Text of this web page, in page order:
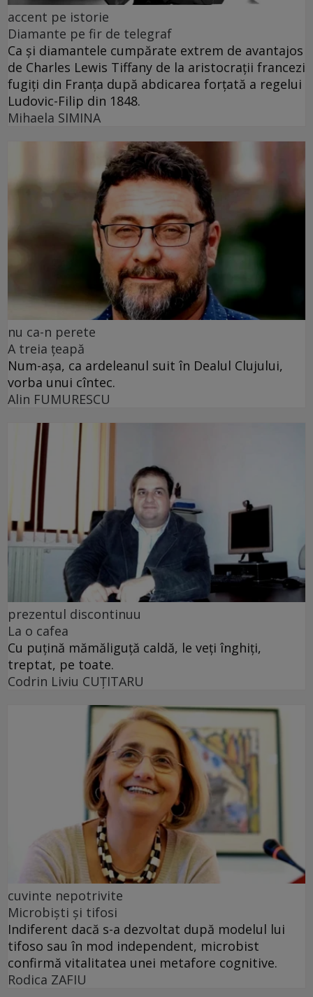
accent pe istorie
Diamante pe fir de telegraf
Ca și diamantele cumpărate extrem de avantajos
de Charles Lewis Tiffany de la aristocrații francezi
fugiți din Franța după abdicarea forțată a regelui
Ludovic-Filip din 1848.
Mihaela SIMINA
nu ca-n perete
A treia țeapă
Num-așa, ca ardeleanul suit în Dealul Clujului,
vorba unui cîntec.
Alin FUMURESCU
prezentul discontinuu
La o cafea
Cu puţină mămăliguţă caldă, le veţi înghiţi,
treptat, pe toate.
Codrin Liviu CUŢITARU
cuvinte nepotrivite
Microbiști și tifosi
Indiferent dacă s-a dezvoltat după modelul lui
tifoso sau în mod independent, microbist
confirmă vitalitatea unei metafore cognitive.
Rodica ZAFIU